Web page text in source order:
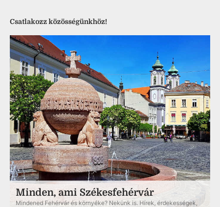
Csatlakozz közösségünkhöz!
Minden, ami Székesfehérvár
Mindened Fehérvár és környéke? Nekünk is. Hírek, érdekességek,